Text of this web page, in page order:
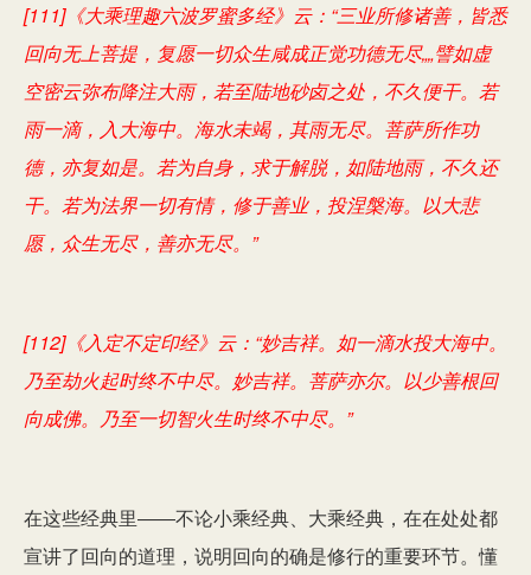
[111]《大乘理趣六波罗蜜多经》云：“三业所修诸善，皆悉
回向无上菩提，复愿一切众生咸成正觉功德无尽„„譬如虚
空密云弥布降注大雨，若至陆地砂卤之处，不久便干。若
雨一滴，入大海中。海水未竭，其雨无尽。菩萨所作功
德，亦复如是。若为自身，求于解脱，如陆地雨，不久还
干。若为法界一切有情，修于善业，投涅槃海。以大悲
愿，众生无尽，善亦无尽。”
[112]《入定不定印经》云：“妙吉祥。如一滴水投大海中。
乃至劫火起时终不中尽。妙吉祥。菩萨亦尔。以少善根回
向成佛。乃至一切智火生时终不中尽。”
在这些经典里――不论小乘经典、大乘经典，在在处处都
宣讲了回向的道理，说明回向的确是修行的重要环节。懂